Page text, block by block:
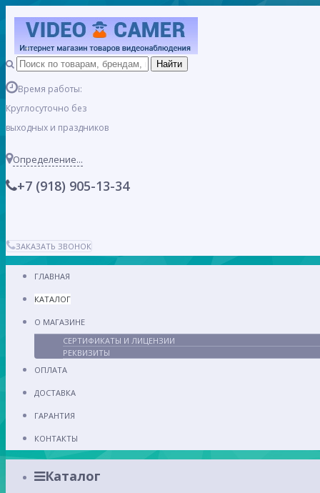
Время работы:
Круглосуточно без
выходных и праздников
Определение...
+7 (918) 905-13-34
ЗАКАЗАТЬ ЗВОНОК
ГЛАВНАЯ
КАТАЛОГ
О МАГАЗИНЕ
СЕРТИФИКАТЫ И ЛИЦЕНЗИИ
РЕКВИЗИТЫ
ОПЛАТА
ДОСТАВКА
ГАРАНТИЯ
КОНТАКТЫ
Каталог